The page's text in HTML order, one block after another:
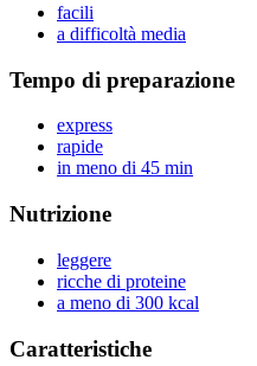
facili
a difficoltà media
Tempo di preparazione
express
rapide
in meno di 45 min
Nutrizione
leggere
ricche di proteine
a meno di 300 kcal
Caratteristiche